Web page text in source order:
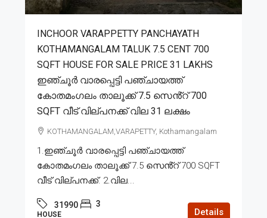
INCHOOR VARAPPETTY PANCHAYATH
KOTHAMANGALAM TALUK 7.5 CENT 700
SQFT HOUSE FOR SALE PRICE 31 LAKHS
ഇഞ്ചൂർ വാരപ്പെട്ടി പഞ്ചായത്ത്
കോതമംഗലം താലൂക്ക് 7.5 സെൻ്റ് 700
SQFT വീട് വില്പനക്ക് വില 31 ലക്ഷം
KOTHAMANGALAM,VARAPETTY, Kothamangalam
1.ഇഞ്ചൂർ വാരപ്പെട്ടി പഞ്ചായത്ത്
കോതമംഗലം താലൂക്ക് 7.5 സെൻ്റ് 700 SQFT
വീട് വില്പനക്ക്. 2.വില...
31990 3
HOUSE Details